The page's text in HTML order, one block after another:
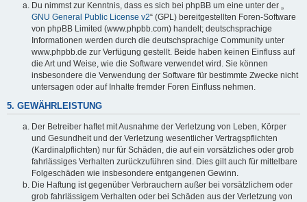
Du nimmst zur Kenntnis, dass es sich bei phpBB um eine unter der „
GNU General Public License v2“ (GPL) bereitgestellten Foren-Software
von phpBB Limited (www.phpbb.com) handelt; deutschsprachige
Informationen werden durch die deutschsprachige Community unter
www.phpbb.de zur Verfügung gestellt. Beide haben keinen Einfluss auf
die Art und Weise, wie die Software verwendet wird. Sie können
insbesondere die Verwendung der Software für bestimmte Zwecke nicht
untersagen oder auf Inhalte fremder Foren Einfluss nehmen.
5. GEWÄHRLEISTUNG
Der Betreiber haftet mit Ausnahme der Verletzung von Leben, Körper
und Gesundheit und der Verletzung wesentlicher Vertragspflichten
(Kardinalpflichten) nur für Schäden, die auf ein vorsätzliches oder grob
fahrlässiges Verhalten zurückzuführen sind. Dies gilt auch für mittelbare
Folgeschäden wie insbesondere entgangenen Gewinn.
Die Haftung ist gegenüber Verbrauchern außer bei vorsätzlichem oder
grob fahrlässigem Verhalten oder bei Schäden aus der Verletzung von